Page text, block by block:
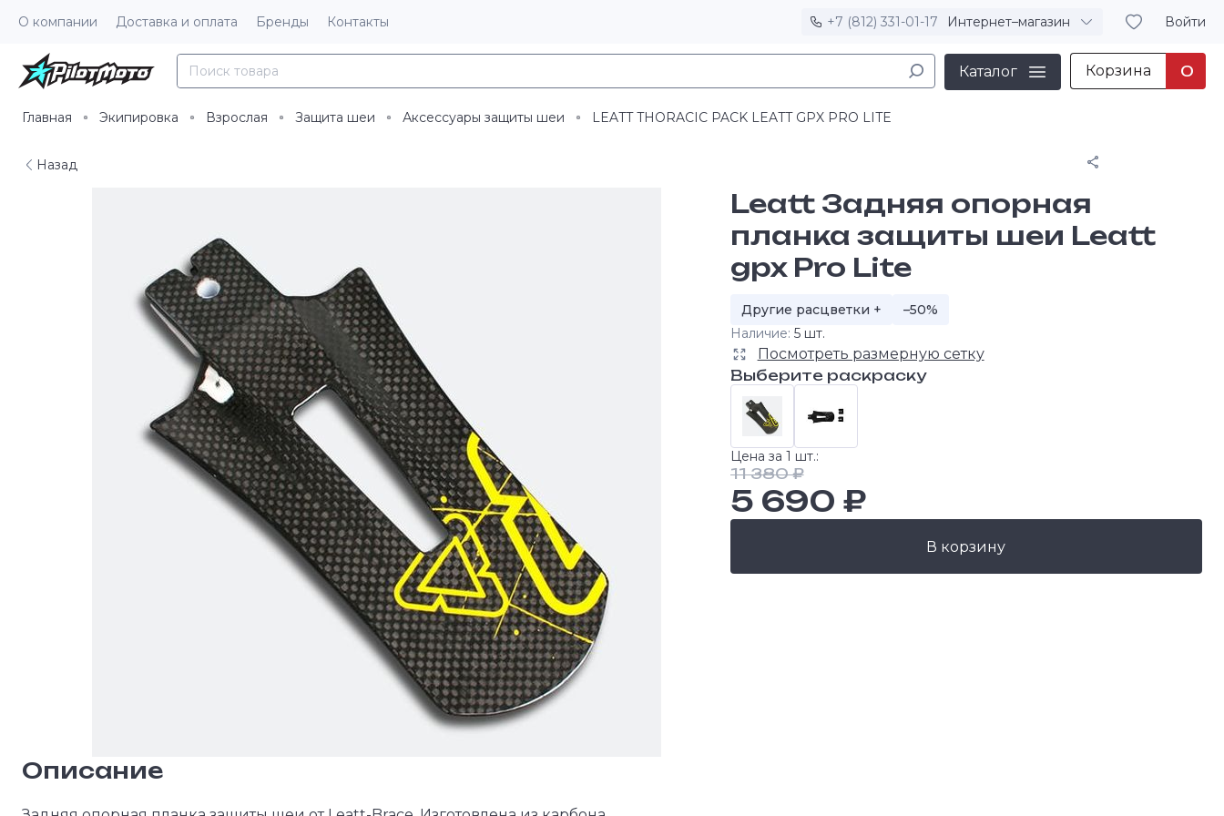
О компании Доставка и оплата Бренды Контакты +7 (812) 331-01-17 Интернет–магазин Войти
Каталог Корзина 0
Главная Экипировка Взрослая Защита шеи Аксессуары защиты шеи LEATT THORACIC PACK LEATT GPX PRO LITE
Назад
Описание
Leatt Задняя опорная
планка защиты шеи Leatt
gpx Pro Lite
Другие расцветки +
–50%
Наличие: 5 шт.
Посмотреть размерную сетку
Выберите раскраску
Цена за 1 шт.:
11 380 ₽
5 690 ₽
В корзину